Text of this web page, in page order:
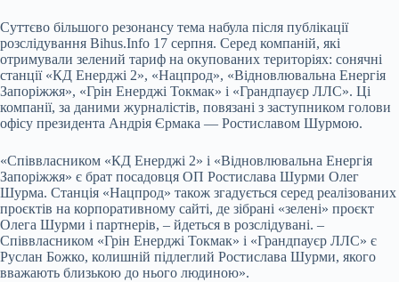
Суттєво більшого резонансу тема набула після публікації
розслідування Bihus.Info 17 серпня. Серед компаній, які
отримували зелений тариф на окупованих територіях: сонячні
станції «КД Енерджі 2», «Нацпрод», «Відновлювальна Енергія
Запоріжжя», «Грін Енерджі Токмак» і «Грандпауєр ЛЛС». Ці
компанії, за даними журналістів, повязані з заступником голови
офісу президента Андрія Єрмака — Ростиславом Шурмою.
«Співвласником «КД Енерджі 2» і «Відновлювальна Енергія
Запоріжжя» є брат посадовця ОП Ростислава Шурми Олег
Шурма. Станція «Нацпрод» також згадується серед реалізованих
проєктів на корпоративному сайті, де зібрані «зелені» проєкт
Олега Шурми і партнерів, – йдеться в розслідувані. –
Співвласником «Грін Енерджі Токмак» і «Грандпауєр ЛЛС» є
Руслан Божко, колишній підлеглий Ростислава Шурми, якого
вважають близькою до нього людиною».